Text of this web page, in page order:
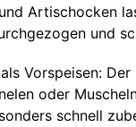
Artischocken
und
Vorspeisen:
oder
schnell